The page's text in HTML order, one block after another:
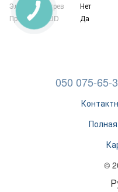
Электро-обогрев
Нет
Проэкция HUD
Да
050 075-65-
©